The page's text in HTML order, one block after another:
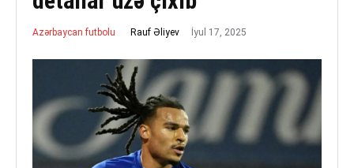
Azərbaycan futbolu Rauf Əliyev İyul 17, 2025